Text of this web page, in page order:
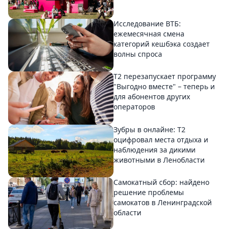
Исследование ВТБ:
ежемесячная смена
категорий кешбэка создает
волны спроса
Т2 перезапускает программу
"Выгодно вместе" – теперь и
для абонентов других
операторов
Зубры в онлайне: Т2
оцифровал места отдыха и
наблюдения за дикими
животными в Ленобласти
Самокатный сбор: найдено
решение проблемы
самокатов в Ленинградской
области